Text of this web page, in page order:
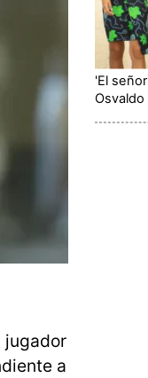
jugador
a
'El
Osvaldo